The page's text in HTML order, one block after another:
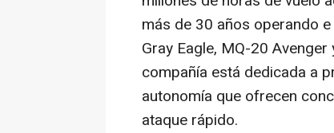
más de 30 años operando
Gray Eagle, MQ-20
compañía está dedicada a
autonomía que ofrecen
ataque rápido.